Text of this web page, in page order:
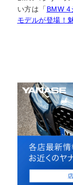
い方は「 BMW 4
モデルが登場！